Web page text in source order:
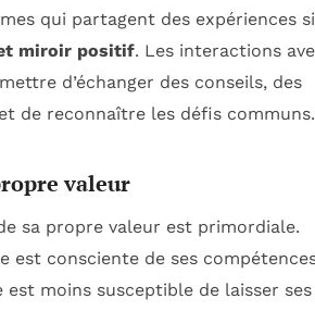
qui partagent des expériences
miroir positif. Les interactions
d’échanger des conseils, des
de reconnaître les défis communs.
valeur
sa propre valeur est primordiale.
est consciente de ses
moins susceptible de laisser